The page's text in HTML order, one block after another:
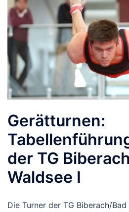
Gerätturnen:
der TG
Waldsee I
Die Turner der TG Biberach/